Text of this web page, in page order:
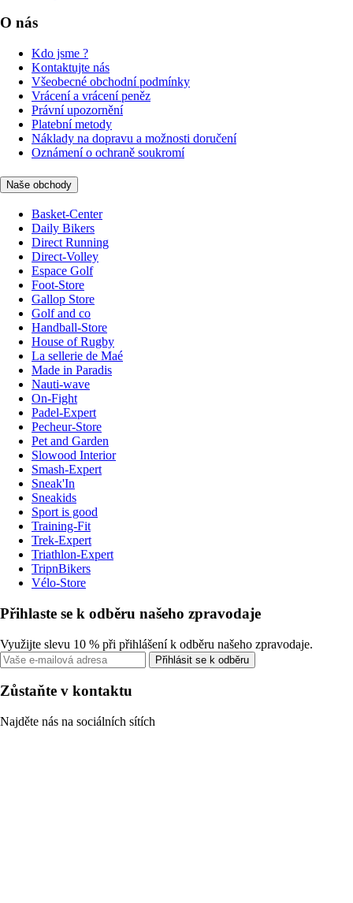
O nás
Kdo jsme ?
Kontaktujte nás
Všeobecné obchodní podmínky
Vrácení a vrácení peněz
Právní upozornění
Platební metody
Náklady na dopravu a možnosti doručení
Oznámení o ochraně soukromí
Naše obchody
Basket-Center
Daily Bikers
Direct Running
Direct-Volley
Espace Golf
Foot-Store
Gallop Store
Golf and co
Handball-Store
House of Rugby
La sellerie de Maé
Made in Paradis
Nauti-wave
On-Fight
Padel-Expert
Pecheur-Store
Pet and Garden
Slowood Interior
Smash-Expert
Sneak'In
Sneakids
Sport is good
Training-Fit
Trek-Expert
Triathlon-Expert
TripnBikers
Vélo-Store
Přihlaste se k odběru našeho zpravodaje
Využijte slevu 10 % při přihlášení k odběru našeho zpravodaje.
Přihlásit se k odběru
Zůstaňte v kontaktu
Najděte nás na sociálních sítích